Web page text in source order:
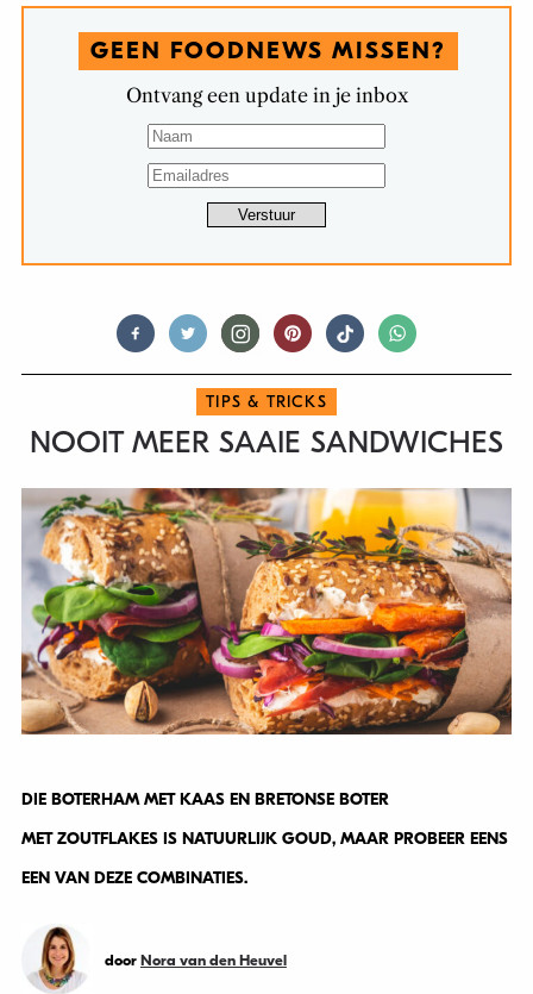
GEEN FOODNEWS MISSEN?
Ontvang een update in je inbox
TIPS & TRICKS
NOOIT MEER SAAIE SANDWICHES
DIE BOTERHAM MET KAAS EN BRETONSE BOTER
MET ZOUTFLAKES IS NATUURLIJK GOUD, MAAR PROBEER EENS
EEN VAN DEZE COMBINATIES.
door Nora van den Heuvel